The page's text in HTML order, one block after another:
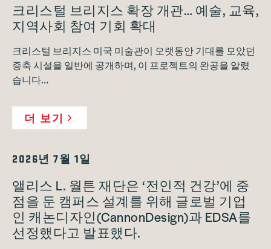
크리스털 브리지스 확장 개관… 예술, 교육,
지역사회 참여 기회 확대
크리스털 브리지스 미국 미술관이 오랫동안 기대를 모았던
증축 시설을 일반에 공개하며, 이 프로젝트의 완공을 알렸
습니다…
더 보기
2026년 7월 1일
앨리스 L. 월튼 재단은 ‘전인적 건강’에 중
점을 둔 캠퍼스 설계를 위해 글로벌 기업
인 캐논디자인(CannonDesign)과 EDSA를
선정했다고 발표했다.